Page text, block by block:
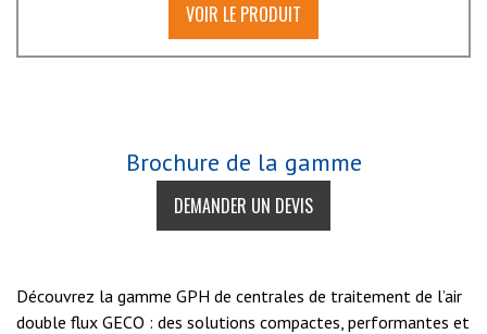
VOIR LE PRODUIT
Brochure de la gamme
DEMANDER UN DEVIS
Découvrez la gamme GPH de centrales de traitement de l’air
double flux GECO : des solutions compactes, performantes et